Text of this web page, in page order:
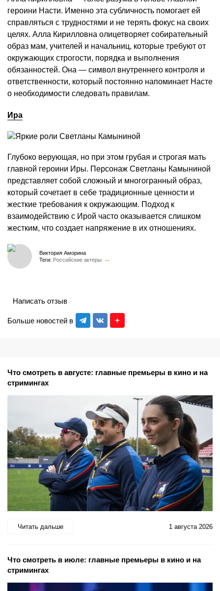
героини Насти. Именно эта субличность помогает ей
справляться с трудностями и не терять фокус на своих
целях. Алла Кирилловна олицетворяет собирательный
образ мам, учителей и начальниц, которые требуют от
окружающих строгости, порядка и выполнения
обязанностей. Она — символ внутреннего контроля и
ответственности, который постоянно напоминает Насте
о необходимости следовать правилам.
Ира
Глубоко верующая, но при этом грубая и строгая мать
главной героини Иры. Персонаж Светланы Камыниной
представляет собой сложный и многогранный образ,
который сочетает в себе традиционные ценности и
жесткие требования к окружающим. Подход к
взаимодействию с Ирой часто оказывается слишком
жестким, что создает напряжение в их отношениях.
Виктория Аморина
Теги: Российские актеры
Больше новостей в
Написать отзыв
Что смотреть в августе: главные премьеры в кино и на
стримингах
Читать дальше 1 августа 2026
Что смотреть в июле: главные премьеры в кино и на
стримингах